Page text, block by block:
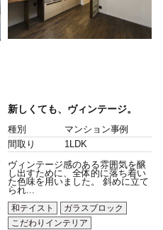
新しくても、ヴィンテージ。
種別
マンション事例
間取り
1LDK
ヴィンテージ感のある雰囲気を醸
し出すために、全体的に落ち着い
た色味を用いました。 斜めに立て
られ...
和テイスト
ガラスブロック
こだわりインテリア